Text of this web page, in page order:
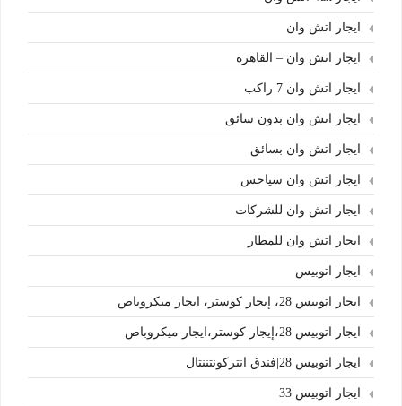
ايجار اتش وان
ايجار اتش وان – القاهرة
ايجار اتش وان 7 راكب
ايجار اتش وان بدون سائق
ايجار اتش وان بسائق
ايجار اتش وان سياحس
ايجار اتش وان للشركات
ايجار اتش وان للمطار
ايجار اتوبيس
ايجار اتوبيس 28، إيجار كوستر، ايجار ميكروباص
ايجار اتوبيس 28،إيجار كوستر،ايجار ميكروباص
ايجار اتوبيس 28|فندق انتركونتننتال
ايجار اتوبيس 33